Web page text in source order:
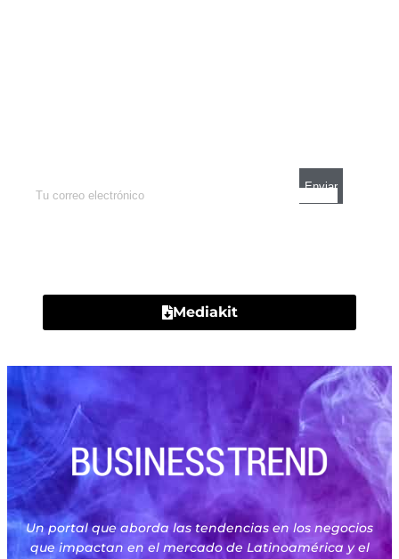
Mediakit
Un portal que aborda las tendencias en los negocios
que impactan en el mercado de Latinoamérica y el